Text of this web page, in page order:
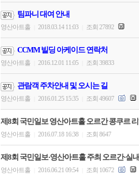
팀파니 대여 안내
영산아트홀 2018.03.14 11:03 조회 27892
CCMM 빌딩 아케이드 연락처
영산아트홀 2016.12.01 11:05 조회 39833
관람객 주차안내 및 오시는 길
영산아트홀 2016.01.25 15:35 조회 49607
제8회 국민일보 영산아트홀 오르간 콩쿠르
영산아트홀 2016.07.18 16:38 조회 8647
제8회 국민일보·영산아트홀 주최 오르간·실
영산아트홀 2016.06.21 09:54 조회 10672